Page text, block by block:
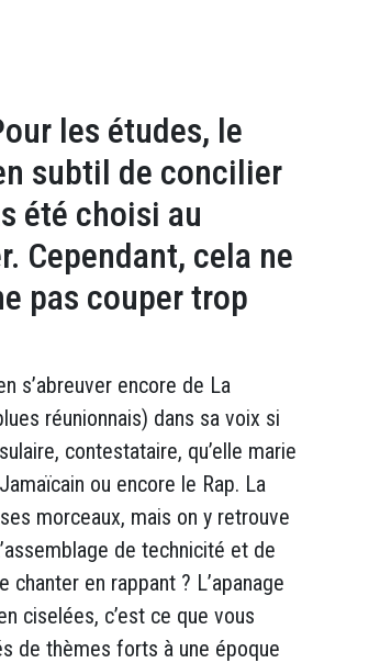
les études, le
subtil de concilier
été choisi au
Cependant, cela ne
pas couper trop
s’abreuver encore de La
réunionnais) dans sa voix si
contestataire, qu’elle marie
ou encore le Rap. La
morceaux, mais on y retrouve
de technicité et de
en rappant ? L’apanage
ciselées, c’est ce que vous
de thèmes forts à une époque